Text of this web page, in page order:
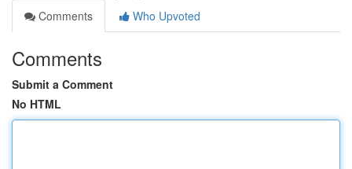
Comments
Who Upvoted
Comments
Submit a Comment
No HTML